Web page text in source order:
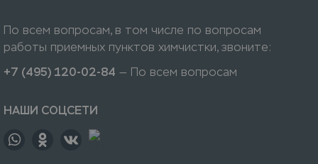
По всем вопросам, в том числе по вопросам
работы приемных пунктов химчистки, звоните:
+7 (495) 120-02-84 — По всем вопросам
НАШИ СОЦСЕТИ